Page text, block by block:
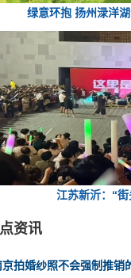
绿意环抱 扬州渌洋
江苏新沂：“
资讯
京拍婚纱照不会强制推销